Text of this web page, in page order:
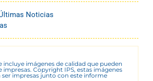
Noticias
incluye imágenes de calidad que pueden
impresas. Copyright IPS, estas imágenes
ser impresas junto con este informe